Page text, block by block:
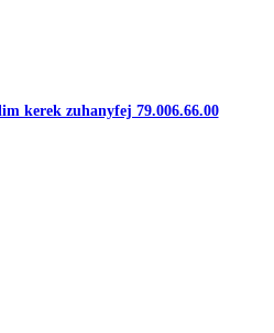
kerek zuhanyfej 79.006.66.00